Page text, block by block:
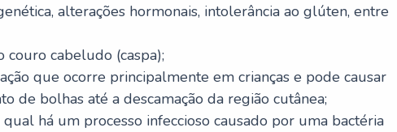
alterações hormonais, intolerância ao glúten, entre
couro cabeludo (caspa);
que ocorre principalmente em crianças e pode causar
de bolhas até a descamação da região cutânea;
há um processo infeccioso causado por uma bactéria